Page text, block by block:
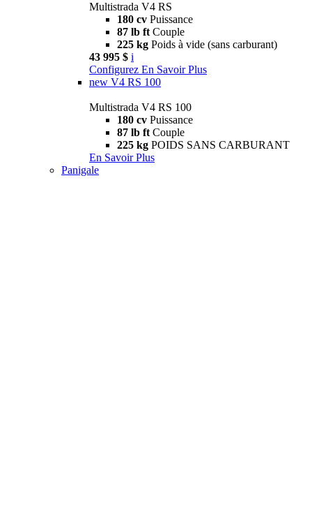
Multistrada V4 RS
180 cv Puissance
87 lb ft Couple
225 kg Poids à vide (sans carburant)
43 995 $ i
Configurez En Savoir Plus
new V4 RS 100
Multistrada V4 RS 100
180 cv Puissance
87 lb ft Couple
225 kg POIDS SANS CARBURANT
En Savoir Plus
Panigale